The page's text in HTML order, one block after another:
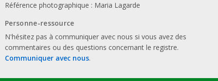
Référence photographique : Maria Lagarde
Personne-ressource
N'hésitez pas à communiquer avec nous si vous avez des
commentaires ou des questions concernant le registre.
Communiquer avec nous.